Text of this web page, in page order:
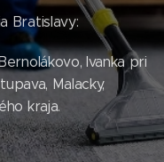
Bratislavy:
Ivanka pri
Malacky,
kraja.